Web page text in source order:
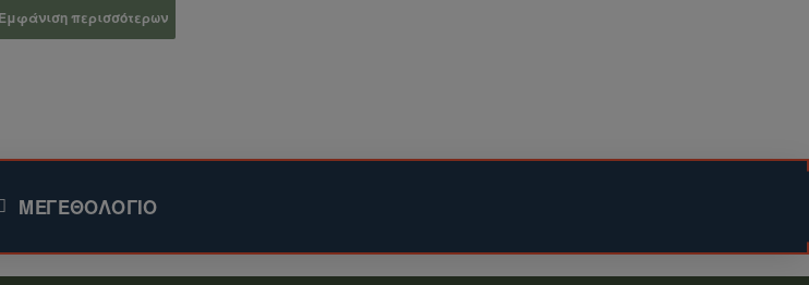
με το κόστος αποστολής.
ΜΕΓΕΘΟΛΌΓΙΟ